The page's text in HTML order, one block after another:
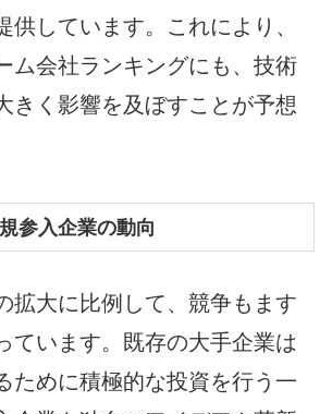
供しています。これにより、
ム会社ランキングにも、技術
きく影響を及ぼすことが予想
参入企業の動向
拡大に比例して、競争もます
ています。既存の大手企業は
ために積極的な投資を行う一